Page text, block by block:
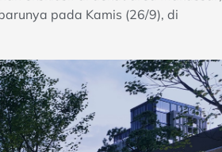
pada Kamis (26/9), di